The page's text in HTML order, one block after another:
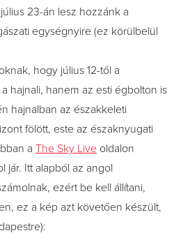
23-án lesz hozzánk a
egységnyire (ez körülbelül
hogy július 12-től a
hajnali, hanem az esti égbolton is
hajnalban az északkeleti
fölött, este az északnyugati
a The Sky Live oldalon
jár. Itt alapból az angol
ezért be kell állítani,
ez a kép azt követően készült,